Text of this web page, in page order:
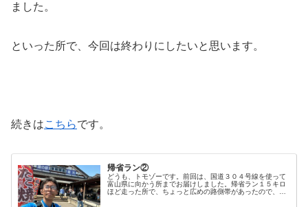
ました。
といった所で、今回は終わりにしたいと思います。
続きはこちらです。
帰省ラン②
どうも、トモゾーです。前回は、国道３０４号線を使って
富山県に向かう所までお届けしました。帰省ラン１５キロ
ほど走った所で、ちょっと広めの路側帯があったので、補